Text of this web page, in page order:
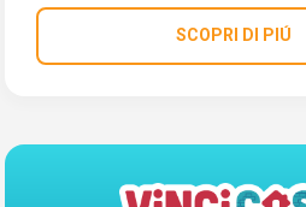
SCOPRI DI PIÚ